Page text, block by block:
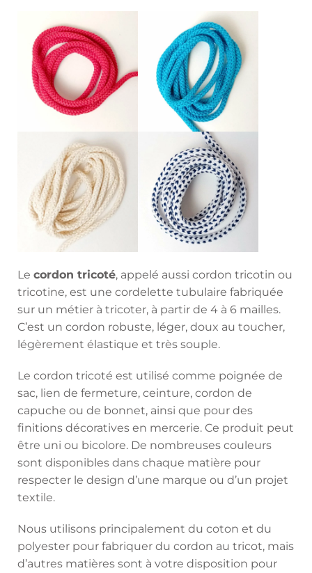
Le cordon tricoté, appelé aussi cordon tricotin ou
tricotine, est une cordelette tubulaire fabriquée
sur un métier à tricoter, à partir de 4 à 6 mailles.
C’est un cordon robuste, léger, doux au toucher,
légèrement élastique et très souple.
Le cordon tricoté est utilisé comme poignée de
sac, lien de fermeture, ceinture, cordon de
capuche ou de bonnet, ainsi que pour des
finitions décoratives en mercerie. Ce produit peut
être uni ou bicolore. De nombreuses couleurs
sont disponibles dans chaque matière pour
respecter le design d’une marque ou d’un projet
textile.
Nous utilisons principalement du coton et du
polyester pour fabriquer du cordon au tricot, mais
d’autres matières sont à votre disposition pour